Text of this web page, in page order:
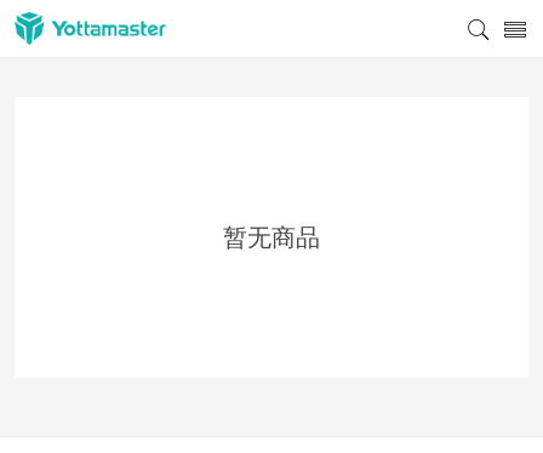
暂无商品